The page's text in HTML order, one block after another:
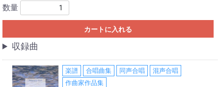
数量
カートに入れる
収録曲
楽譜 合唱曲集 同声合唱
混声合唱
作曲家作品集